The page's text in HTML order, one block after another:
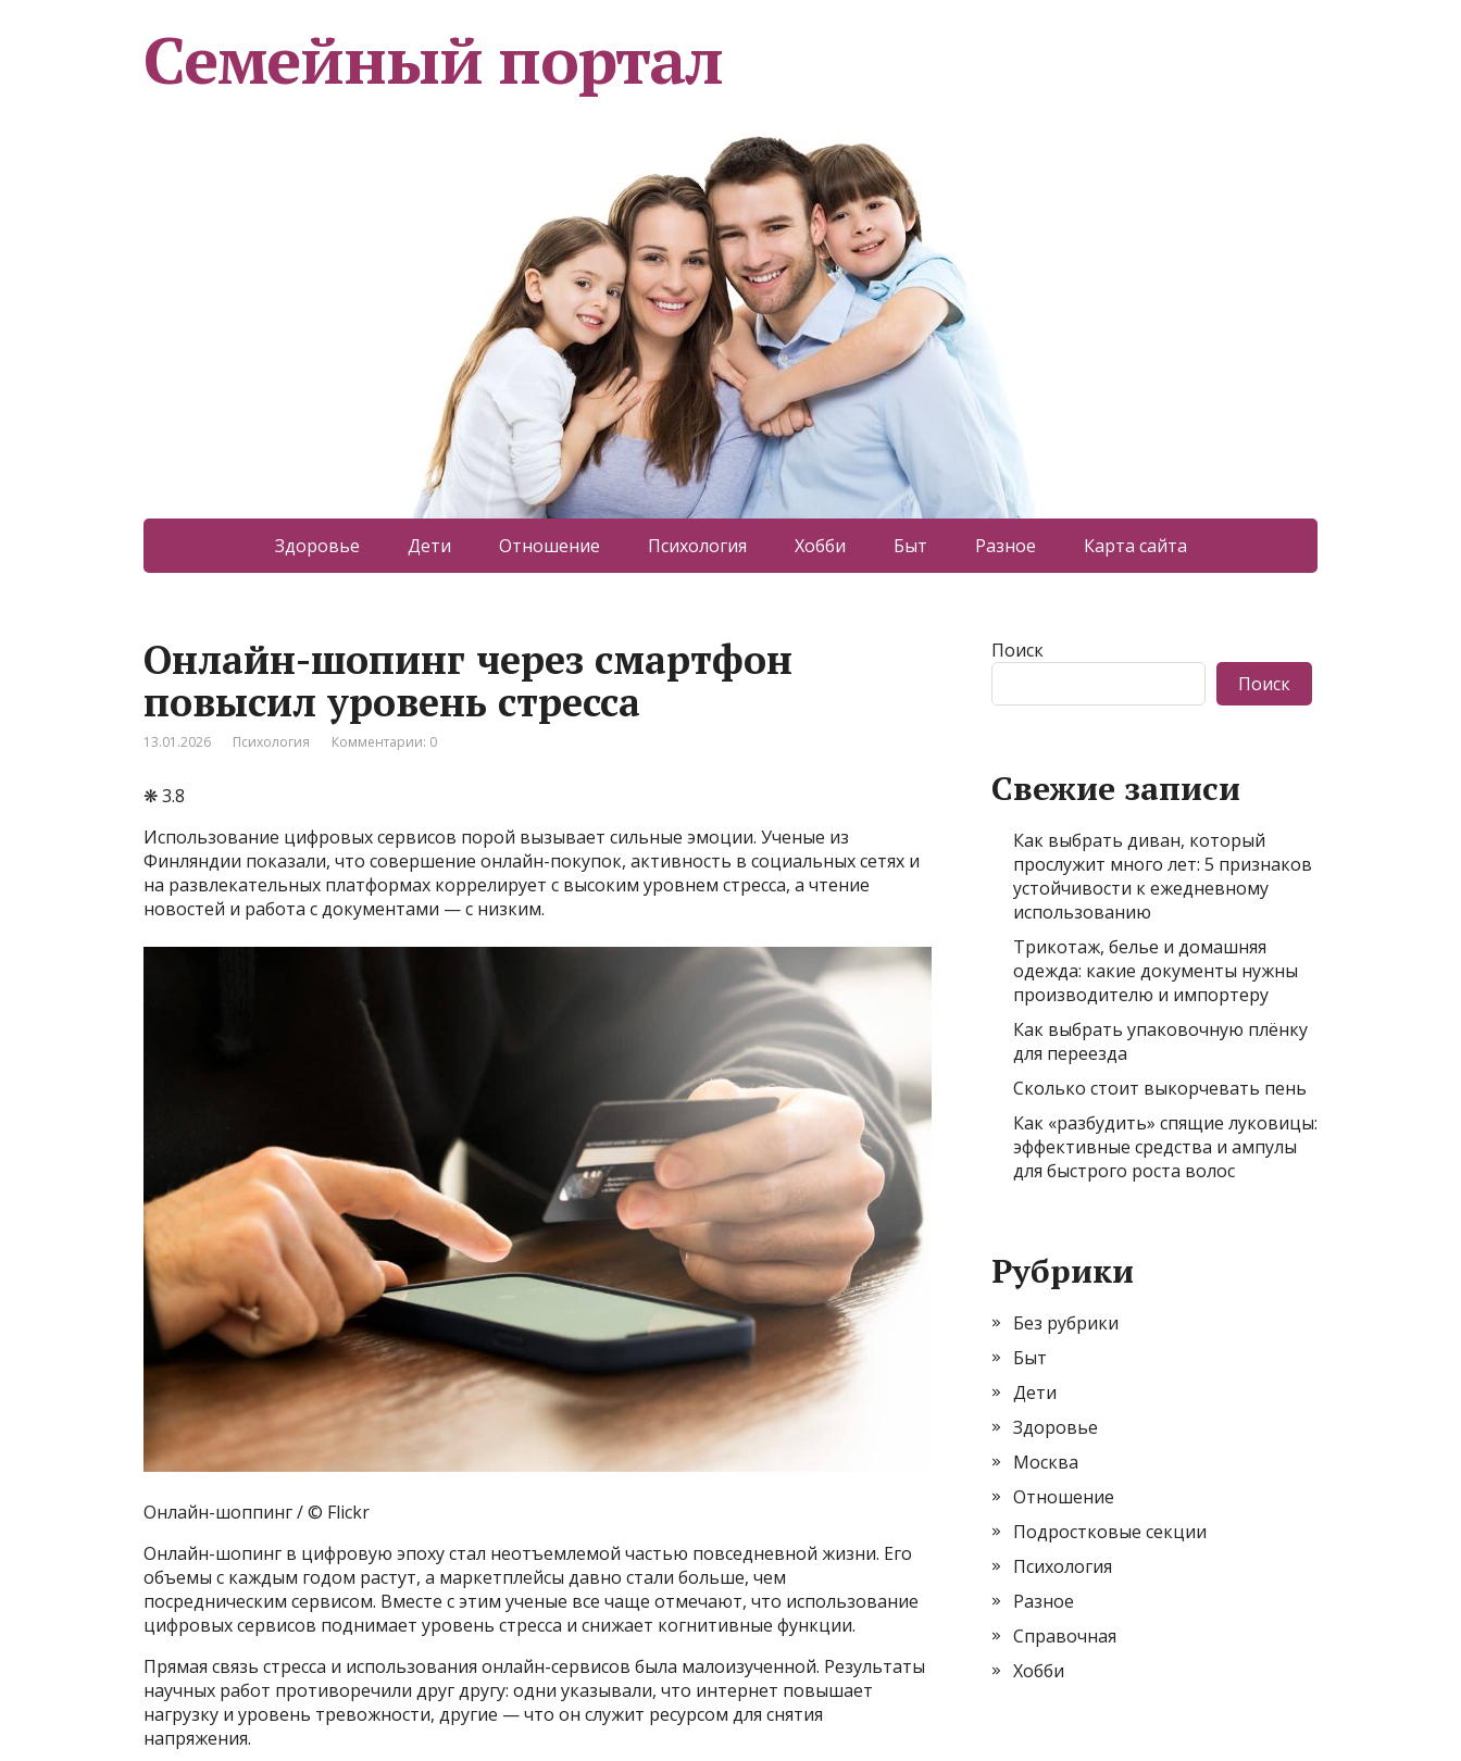
Семейный портал
Здоровье Дети Отношение Психология Хобби Быт Разное Карта сайта
Онлайн-шопинг через смартфон
повысил уровень стресса
13.01.2026 Психология Комментарии: 0
❋ 3.8
Использование цифровых сервисов порой вызывает сильные эмоции. Ученые из
Финляндии показали, что совершение онлайн-покупок, активность в социальных сетях и
на развлекательных платформах коррелирует с высоким уровнем стресса, а чтение
новостей и работа с документами — с низким.
Онлайн-шоппинг / © Flickr
Онлайн-шопинг в цифровую эпоху стал неотъемлемой частью повседневной жизни. Его
объемы с каждым годом растут, а маркетплейсы давно стали больше, чем
посредническим сервисом. Вместе с этим ученые все чаще отмечают, что использование
цифровых сервисов поднимает уровень стресса и снижает когнитивные функции.
Прямая связь стресса и использования онлайн-сервисов была малоизученной. Результаты
научных работ противоречили друг другу: одни указывали, что интернет повышает
нагрузку и уровень тревожности, другие — что он служит ресурсом для снятия
напряжения.
Поиск
Поиск
Свежие записи
Как выбрать диван, который
прослужит много лет: 5 признаков
устойчивости к ежедневному
использованию
Трикотаж, белье и домашняя
одежда: какие документы нужны
производителю и импортеру
Как выбрать упаковочную плёнку
для переезда
Сколько стоит выкорчевать пень
Как «разбудить» спящие луковицы:
эффективные средства и ампулы
для быстрого роста волос
Рубрики
Без рубрики
Быт
Дети
Здоровье
Москва
Отношение
Подростковые секции
Психология
Разное
Справочная
Хобби